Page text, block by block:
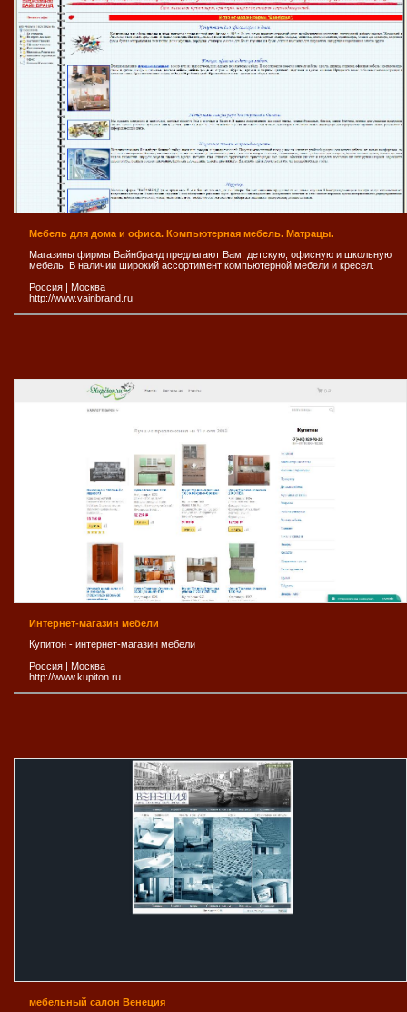
Мебель для дома и офиса. Компьютерная мебель. Матрацы.
Магазины фирмы Вайнбранд предлагают Вам: детскую, офисную и школьную
мебель. В наличии широкий ассортимент компьютерной мебели и кресел.
Россия
Москва
http://www.vainbrand.ru
Интернет-магазин мебели
Купитон - интернет-магазин мебели
Россия
Москва
http://www.kupiton.ru
мебельный салон Венеция